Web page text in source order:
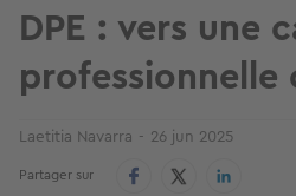
DPE : vers une
Laetitia Navarra 26 jun 2025
Partager sur